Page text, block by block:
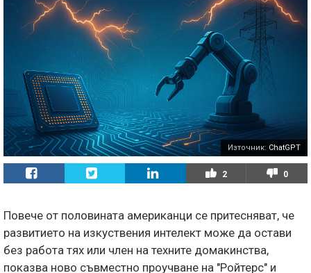
Източник: ChatGPT
2 0
Повече от половината американци се притесняват, че
развитието на изкуствения интелект може да остави
без работа тях или член на техните домакинства,
показва ново съвместно проучване на "Ройтерс" и